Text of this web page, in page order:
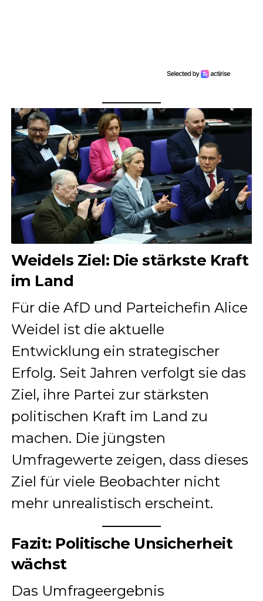
Weidels Ziel: Die stärkste Kraft
im Land
Für die AfD und Parteichefin Alice
Weidel ist die aktuelle
Entwicklung ein strategischer
Erfolg. Seit Jahren verfolgt sie das
Ziel, ihre Partei zur stärksten
politischen Kraft im Land zu
machen. Die jüngsten
Umfragewerte zeigen, dass dieses
Ziel für viele Beobachter nicht
mehr unrealistisch erscheint.
Fazit: Politische Unsicherheit
wächst
Das Umfrageergebnis